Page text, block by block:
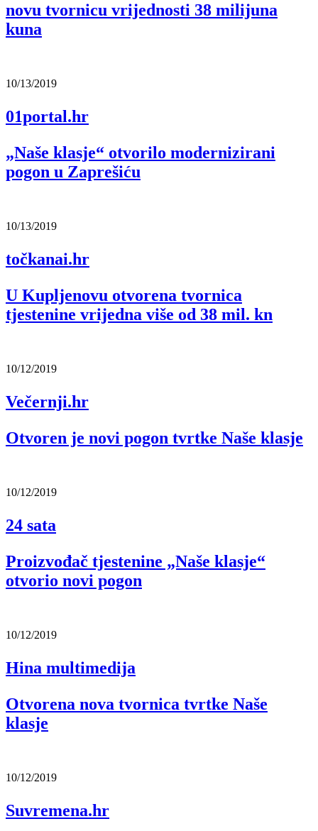
novu tvornicu vrijednosti 38 milijuna
kuna
10/13/2019
01portal.hr
„Naše klasje“ otvorilo modernizirani
pogon u Zaprešiću
10/13/2019
točkanai.hr
U Kupljenovu otvorena tvornica
tjestenine vrijedna više od 38 mil. kn
10/12/2019
Večernji.hr
Otvoren je novi pogon tvrtke Naše klasje
10/12/2019
24 sata
Proizvođač tjestenine „Naše klasje“
otvorio novi pogon
10/12/2019
Hina multimedija
Otvorena nova tvornica tvrtke Naše
klasje
10/12/2019
Suvremena.hr